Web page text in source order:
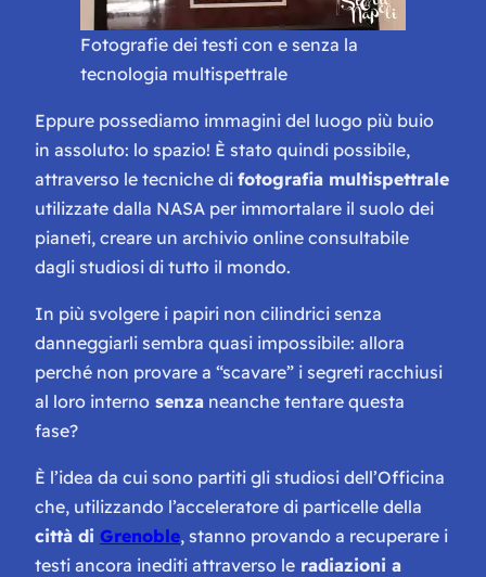
Fotografie dei testi con e senza la
tecnologia multispettrale
Eppure possediamo immagini del luogo più buio
in assoluto: lo spazio! È stato quindi possibile,
attraverso le tecniche di fotografia multispettrale
utilizzate dalla NASA per immortalare il suolo dei
pianeti, creare un archivio online consultabile
dagli studiosi di tutto il mondo.
In più svolgere i papiri non cilindrici senza
danneggiarli sembra quasi impossibile: allora
perché non provare a “scavare” i segreti racchiusi
al loro interno senza neanche tentare questa
fase?
È l’idea da cui sono partiti gli studiosi dell’Officina
che, utilizzando l’acceleratore di particelle della
città di Grenoble, stanno provando a recuperare i
testi ancora inediti attraverso le radiazioni a